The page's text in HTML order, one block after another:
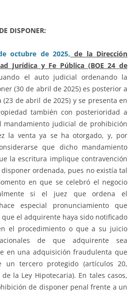
DISPONER:
octubre de 2025, de la Dirección
Jurídica y Fe Pública (BOE 24 de
el auto judicial ordenando la
(30 de abril de 2025) es posterior a
de abril de 2025) y se presenta en
también con posterioridad a
mandamiento judicial de prohibición
la venta ya se ha otorgado, y, por
que dicho mandamiento
la escritura implique contravención
ordenada, pues no existía tal
en que se celebró el negocio
si el juez que ordena el
especial pronunciamiento que
el adquirente haya sido notificado
el procedimiento o que a su juicio
de que adquirente sea
en una adquisición fraudulenta que
un tercero protegido (artículos 20,
la Ley Hipotecaria). En tales casos,
de disponer penal frente a un